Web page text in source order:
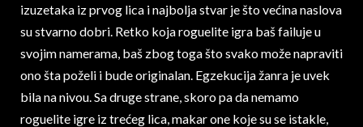
izuzetaka iz prvog lica i najbolja stvar je što većina naslova
su stvarno dobri. Retko koja roguelite igra baš failuje u
svojim namerama, baš zbog toga što svako može napraviti
ono šta poželi i bude originalan. Egzekucija žanra je uvek
bila na nivou. Sa druge strane, skoro pa da nemamo
roguelite igre iz trećeg lica, makar one koje su se istakle,